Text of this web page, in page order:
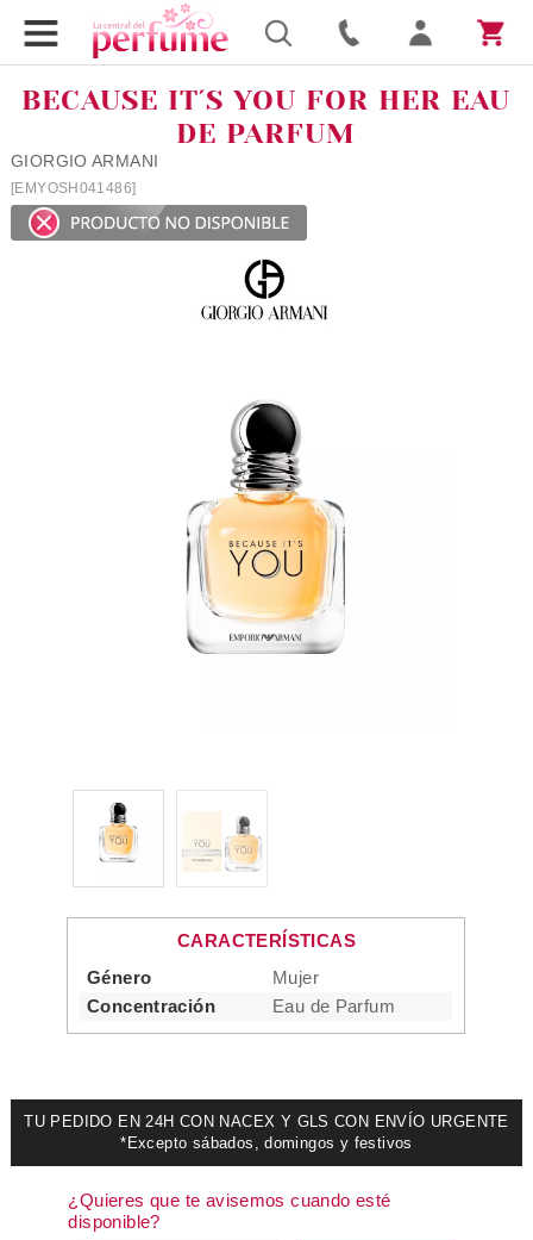
BECAUSE IT´S YOU FOR HER EAU
DE PARFUM
GIORGIO ARMANI
[EMYOSH041486]
CARACTERÍSTICAS
Género
Mujer
Concentración
Eau de Parfum
TU PEDIDO EN 24H CON NACEX Y GLS CON ENVÍO URGENTE
*Excepto sábados, domingos y festivos
¿Quieres que te avisemos cuando esté
disponible?